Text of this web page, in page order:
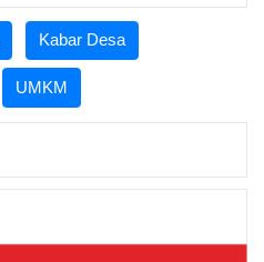
Kabar Desa
UMKM